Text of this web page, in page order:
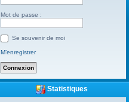
Mot de passe :
Se souvenir de moi
M’enregistrer
Statistiques